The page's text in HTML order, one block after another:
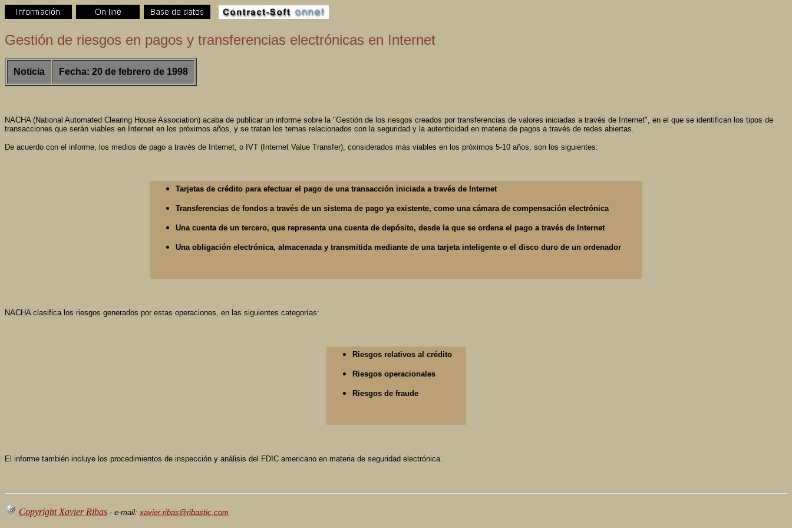
Gestión de riesgos en pagos y transferencias electrónicas en Internet
Noticia Fecha: 20 de febrero de 1998
NACHA (National Automated Clearing House Association) acaba de publicar un informe sobre la "Gestión de los riesgos creados por transferencias de valores iniciadas a través de Internet", en el que se identifican los tipos de
transacciones que serán viables en Internet en los próximos años, y se tratan los temas relacionados con la seguridad y la autenticidad en materia de pagos a través de redes abiertas.
De acuerdo con el informe, los medios de pago a través de Internet, o IVT (Internet Value Transfer), considerados más viables en los próximos 5-10 años, son los siguientes:
Tarjetas de crédito para efectuar el pago de una transacción iniciada a través de Internet
Transferencias de fondos a través de un sistema de pago ya existente, como una cámara de compensación electrónica
Una cuenta de un tercero, que representa una cuenta de depósito, desde la que se ordena el pago a través de Internet
Una obligación electrónica, almacenada y transmitida mediante de una tarjeta inteligente o el disco duro de un ordenador
NACHA clasifica los riesgos generados por estas operaciones, en las siguientes categorías:
Riesgos relativos al crédito
Riesgos operacionales
Riesgos de fraude
El informe también incluye los procedimientos de inspección y análisis del FDIC americano en materia de seguridad electrónica.
Copyright Xavier Ribas - e-mail:xavier.ribas@ribastic.com